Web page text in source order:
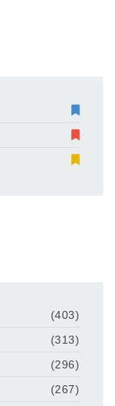
(403)
(313)
(296)
(267)